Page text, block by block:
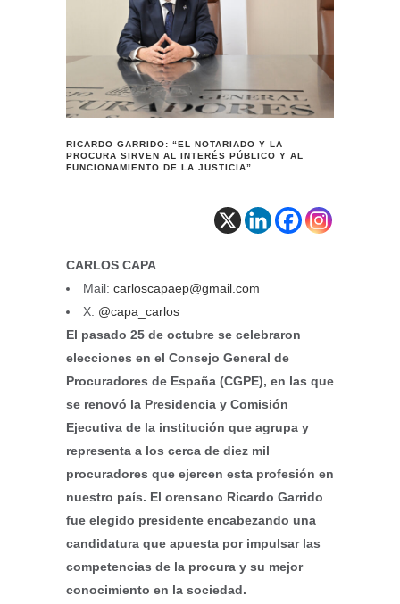
RICARDO GARRIDO: “EL NOTARIADO Y LA
PROCURA SIRVEN AL INTERÉS PÚBLICO Y AL
FUNCIONAMIENTO DE LA JUSTICIA”
CARLOS CAPA
Mail: carloscapaep@gmail.com
X: @capa_carlos
El pasado 25 de octubre se celebraron
elecciones en el Consejo General de
Procuradores de España (CGPE), en las que
se renovó la Presidencia y Comisión
Ejecutiva de la institución que agrupa y
representa a los cerca de diez mil
procuradores que ejercen esta profesión en
nuestro país. El orensano Ricardo Garrido
fue elegido presidente encabezando una
candidatura que apuesta por impulsar las
competencias de la procura y su mejor
conocimiento en la sociedad.